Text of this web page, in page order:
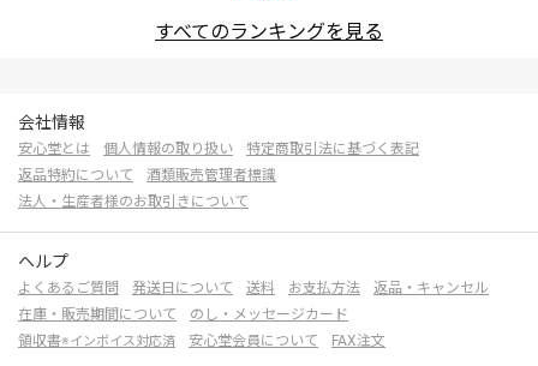
すべてのランキングを見る
会社情報
安心堂とは 個人情報の取り扱い
特定商取引法に基づく表記
返品特約について
酒類販売管理者標識
法人・生産者様のお取引きについて
ヘルプ
よくあるご質問 発送日について 送料 お支払方法
返品・キャンセル
在庫・販売期間について
のし・メッセージカード
領収書※インボイス対応済 安心堂会員について FAX注文